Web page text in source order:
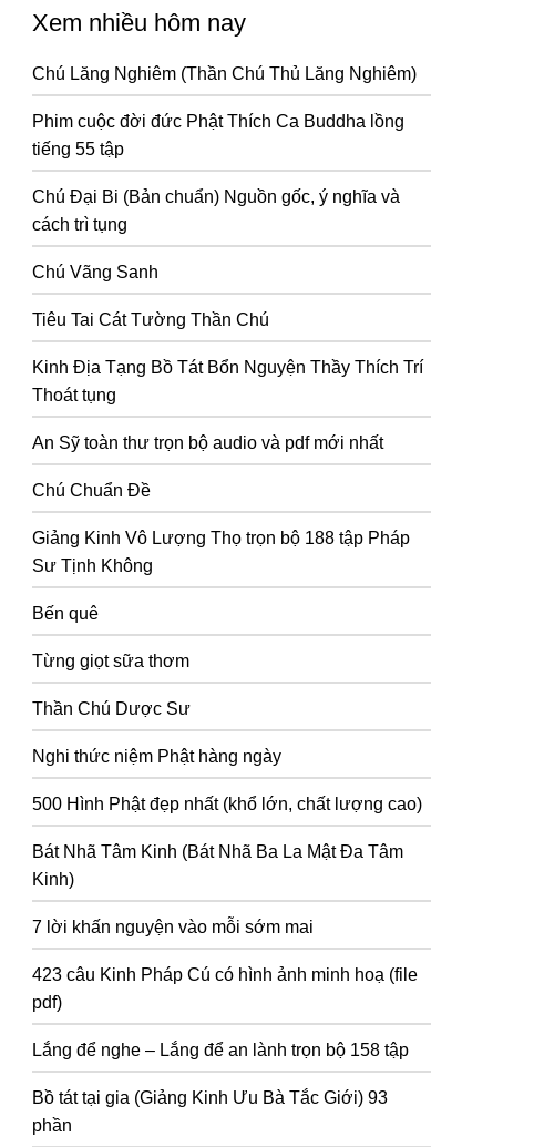
Xem nhiều hôm nay
Chú Lăng Nghiêm (Thần Chú Thủ Lăng Nghiêm)
Phim cuộc đời đức Phật Thích Ca Buddha lồng
tiếng 55 tập
Chú Đại Bi (Bản chuẩn) Nguồn gốc, ý nghĩa và
cách trì tụng
Chú Vãng Sanh
Tiêu Tai Cát Tường Thần Chú
Kinh Địa Tạng Bồ Tát Bổn Nguyện Thầy Thích Trí
Thoát tụng
An Sỹ toàn thư trọn bộ audio và pdf mới nhất
Chú Chuẩn Đề
Giảng Kinh Vô Lượng Thọ trọn bộ 188 tập Pháp
Sư Tịnh Không
Bến quê
Từng giọt sữa thơm
Thần Chú Dược Sư
Nghi thức niệm Phật hàng ngày
500 Hình Phật đẹp nhất (khổ lớn, chất lượng cao)
Bát Nhã Tâm Kinh (Bát Nhã Ba La Mật Đa Tâm
Kinh)
7 lời khấn nguyện vào mỗi sớm mai
423 câu Kinh Pháp Cú có hình ảnh minh hoạ (file
pdf)
Lắng để nghe – Lắng để an lành trọn bộ 158 tập
Bồ tát tại gia (Giảng Kinh Ưu Bà Tắc Giới) 93
phần